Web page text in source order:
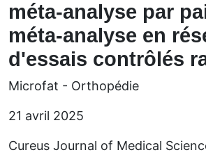
méta-analyse par
méta-analyse en
d'essais contrôlés
Microfat - Orthopédie
21 avril 2025
Cureus Journal of Medical